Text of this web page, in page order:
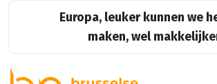
Europa, leuker kunnen we
maken, wel